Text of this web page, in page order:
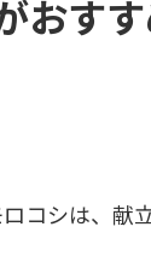
おす
コシは、献